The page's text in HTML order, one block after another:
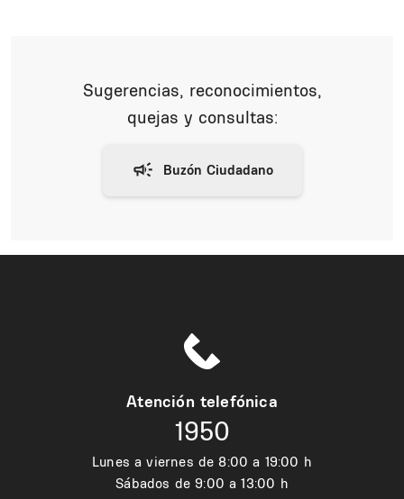
Sugerencias, reconocimientos,
quejas y consultas:
Atención telefónica
1950
Lunes a viernes de 8:00 a 19:00 h
Sábados de 9:00 a 13:00 h